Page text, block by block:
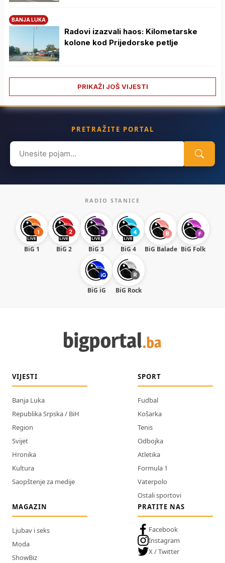
BANJA LUKA
Radovi izazvali haos: Kilometarske
kolone kod Prijedorske petlje
PRIKAŽI JOŠ VIJESTI
PRETRAŽITE PORTAL
Search
for:
RADIO STANICE
BiG 1 BiG 2 BiG 3 BiG 4 BiG Balade BiG Folk
BiG iG BiG Rock
VIJESTI
Banja Luka
Republika Srpska / BiH
Region
Svijet
Hronika
Kultura
Saopštenje za medije
SPORT
Fudbal
Košarka
Tenis
Odbojka
Atletika
Formula 1
Vaterpolo
Ostali sportovi
MAGAZIN
Ljubav i seks
Moda
ShowBiz
PRATITE NAS
Facebook
Instagram
X / Twitter